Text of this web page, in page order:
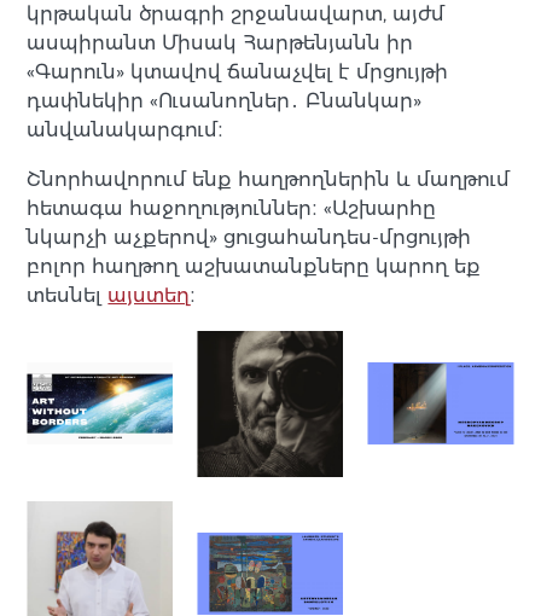
կրթական ծրագրի շրջանավարտ, այժմ
ասպիրանտ Միսակ Հարթենյանն իր
«Գարուն» կտավով ճանաչվել է մրցույթի
դափնեկիր «Ուսանողներ․ Բնանկար»
անվանակարգում։
Շնորհավորում ենք հաղթողներին և մաղթում
հետագա հաջողություններ։ «Աշխարհը
նկարչի աչքերով» ցուցահանդես-մրցույթի
բոլոր հաղթող աշխատանքները կարող եք
տեսնել այստեղ։